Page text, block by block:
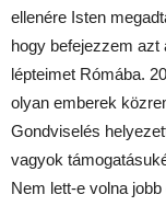
ellenére Isten
hogy befejezzem
lépteimet Rómába.
olyan emberek
Gondviselés
vagyok
Nem lett-e volna